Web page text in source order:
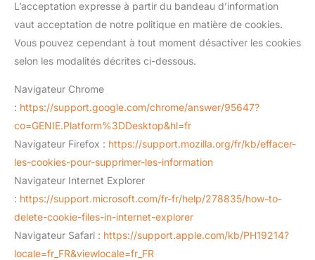
L’acceptation expresse à partir du bandeau d’information
vaut acceptation de notre politique en matière de cookies.
Vous pouvez cependant à tout moment désactiver les cookies
selon les modalités décrites ci-dessous.
Navigateur Chrome
: https://support.google.com/chrome/answer/95647?
co=GENIE.Platform%3DDesktop&hl=fr
Navigateur Firefox : https://support.mozilla.org/fr/kb/effacer-
les-cookies-pour-supprimer-les-information
Navigateur Internet Explorer
: https://support.microsoft.com/fr-fr/help/278835/how-to-
delete-cookie-files-in-internet-explorer
Navigateur Safari : https://support.apple.com/kb/PH19214?
locale=fr_FR&viewlocale=fr_FR